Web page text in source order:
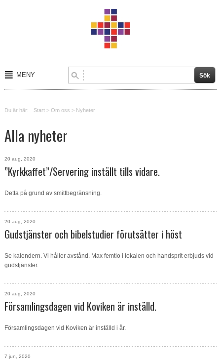
MENY
Kalender
Kontakt
Verksamheter
Du är här: Start> Om oss > Nyheter
Alla nyheter
20 aug, 2020
”Kyrkkaffet”/Servering inställt tills vidare.
Detta på grund av smittbegränsning.
20 aug, 2020
Gudstjänster och bibelstudier förutsätter i höst
Se kalendern. Vi håller avstånd. Max femtio i lokalen och handsprit erbjuds vid
gudstjänster.
20 aug, 2020
Församlingsdagen vid Koviken är inställd.
Församlingsdagen vid Koviken är inställd i år.
7 jun, 2020